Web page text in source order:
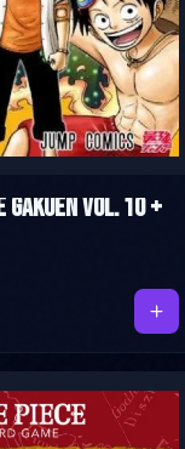
Gakuen Vol. 10 +